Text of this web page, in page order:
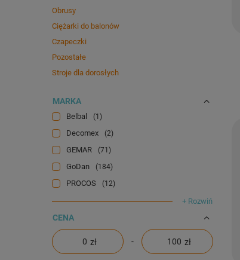
Obrusy
Ciężarki do balonów
Czapeczki
Pozostałe
Stroje dla dorosłych
MARKA
Belbal 1
Decomex 2
GEMAR 71
GoDan 184
PROCOS 12
+ Rozwiń
CENA
zł - zł